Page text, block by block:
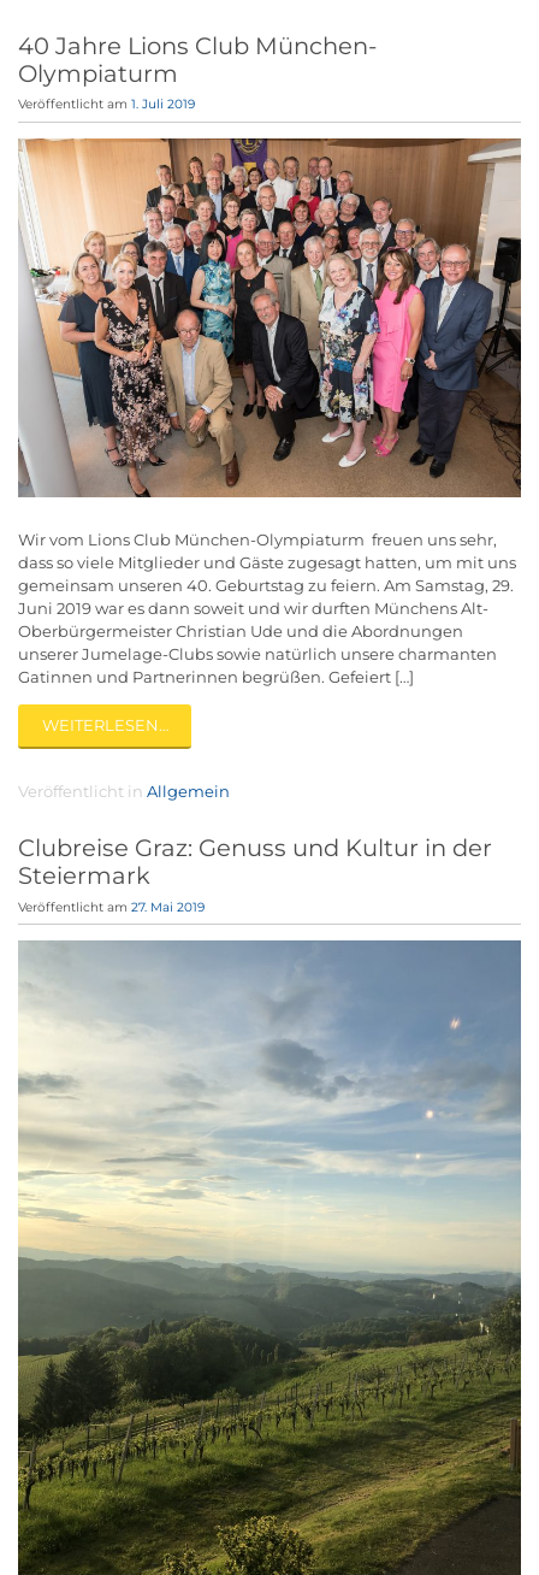
40 Jahre Lions Club München-
Olympiaturm
Veröffentlicht am 1. Juli 2019
Wir vom Lions Club München-Olympiaturm freuen uns sehr,
dass so viele Mitglieder und Gäste zugesagt hatten, um mit uns
gemeinsam unseren 40. Geburtstag zu feiern. Am Samstag, 29.
Juni 2019 war es dann soweit und wir durften Münchens Alt-
Oberbürgermeister Christian Ude und die Abordnungen
unserer Jumelage-Clubs sowie natürlich unsere charmanten
Gatinnen und Partnerinnen begrüßen. Gefeiert […]
WEITERLESEN…
Veröffentlicht in Allgemein
Clubreise Graz: Genuss und Kultur in der
Steiermark
Veröffentlicht am 27. Mai 2019